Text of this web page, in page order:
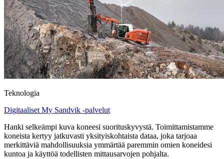
Teknologia
Digitaaliset My Sandvik -palvelut
Hanki selkeämpi kuva koneesi suorituskyvystä. Toimittamistamme
koneista kertyy jatkuvasti yksityiskohtaista dataa, joka tarjoaa
merkittäviä mahdollisuuksia ymmärtää paremmin omien koneidesi
kuntoa ja käyttöä todellisten mittausarvojen pohjalta.